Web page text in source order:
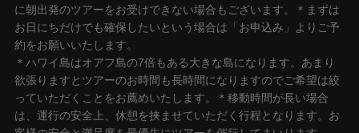
に朝出発のツアーをお受けできない場合もございます。＊まずは
お日にちだけでも確保したいという場合は「お申込み」よりご予
約をお願いいたします。
＊ハワイ島はオアフ島の7倍もある大きな島になります。あまり
欲張りますとツアーのお時間も長時間になりますのでご希望は絞
っていただくことをお薦めいたします。＊移動時間が長い場合
は、運行の安全上、休憩を挟ませていただく行程となります。お